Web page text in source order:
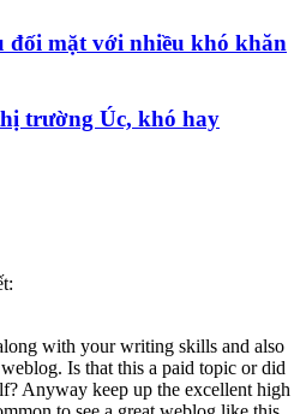
đối mặt với nhiều khó khăn
trường Úc, khó hay
with your writing skills and also
Is that this a paid topic or did
Anyway keep up the excellent high